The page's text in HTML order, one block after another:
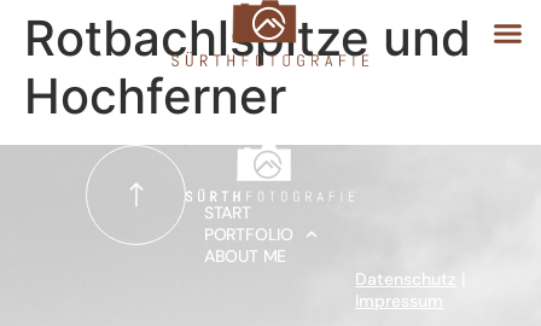
START
PORTFOLIO
Rotbachlspitze und
Hochferner
Datenschutz |
Impressum
START
PORTFOLIO
ABOUT ME